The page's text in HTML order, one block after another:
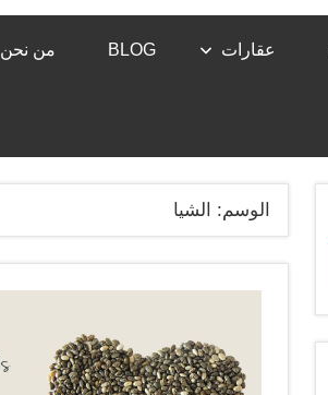
عقارات BLOG من نحن
الوسم: الشيا